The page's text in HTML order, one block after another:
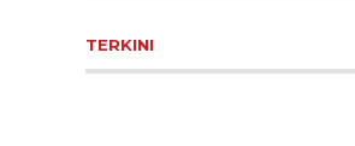
TERKINI